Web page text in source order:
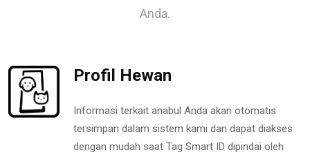
Anda.
Profil Hewan
Informasi terkait anabul Anda akan otomatis
tersimpan dalam sistem kami dan dapat diakses
dengan mudah saat Tag Smart ID dipindai oleh